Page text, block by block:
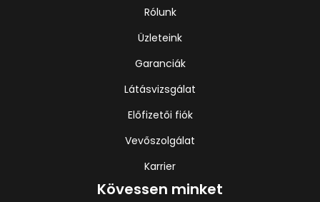
Rólunk
Üzleteink
Garanciák
Látásvizsgálat
Előfizetői fiók
Vevőszolgálat
Karrier
Kövessen minket